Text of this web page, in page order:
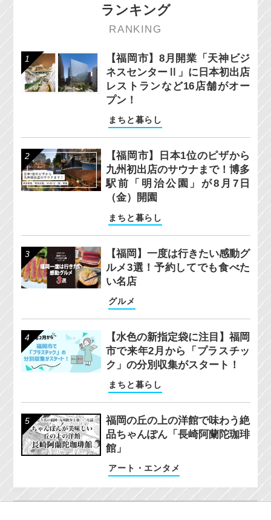
ランキング
RANKING
【福岡市】8月開業「天神ビジ
ネスセンターⅡ」に日本初出店
レストランなど16店舗がオー
プン！
まちと暮らし
【福岡市】日本1位のピザから
九州初出店のサウナまで！博多
駅前「明治公園」が8月7日
（金）開園
まちと暮らし
【福岡】一度は行きたい感動グ
ルメ3選！予約してでも食べた
い名店
グルメ
【水色の新指定袋に注目】福岡
市で来年2月から「プラスチッ
ク」の分別収集がスタート！
まちと暮らし
福岡の丘の上の洋館で味わう絶
品ちゃんぽん「長崎阿蘭陀珈琲
館」
アート・エンタメ